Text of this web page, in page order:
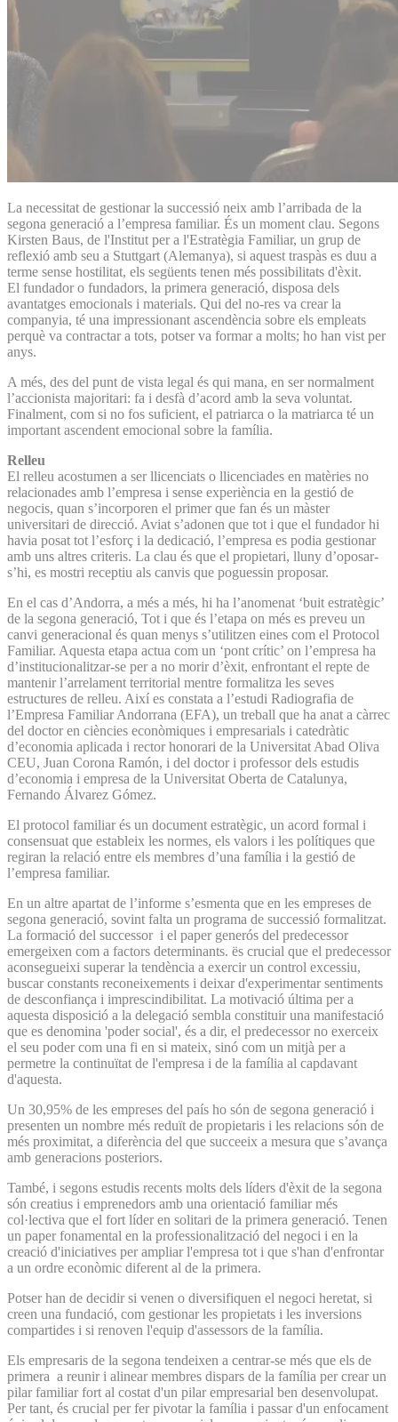
La necessitat de gestionar la successió neix amb l’arribada de la
segona generació a l’empresa familiar. És un moment clau. Segons
Kirsten Baus, de l'Institut per a l'Estratègia Familiar, un grup de
reflexió amb seu a Stuttgart (Alemanya), si aquest traspàs es duu a
terme sense hostilitat, els següents tenen més possibilitats d'èxit.
El fundador o fundadors, la primera generació, disposa dels
avantatges emocionals i materials. Qui del no-res va crear la
companyia, té una impressionant ascendència sobre els empleats
perquè va contractar a tots, potser va formar a molts; ho han vist per
anys.
A més, des del punt de vista legal és qui mana, en ser normalment
l’accionista majoritari: fa i desfà d’acord amb la seva voluntat.
Finalment, com si no fos suficient, el patriarca o la matriarca té un
important ascendent emocional sobre la família.
Relleu
El relleu acostumen a ser llicenciats o llicenciades en matèries no
relacionades amb l’empresa i sense experiència en la gestió de
negocis, quan s’incorporen el primer que fan és un màster
universitari de direcció. Aviat s’adonen que tot i que el fundador hi
havia posat tot l’esforç i la dedicació, l’empresa es podia gestionar
amb uns altres criteris. La clau és que el propietari, lluny d’oposar-
s’hi, es mostri receptiu als canvis que poguessin proposar.
En el cas d’Andorra, a més a més, hi ha l’anomenat ‘buit estratègic’
de la segona generació, Tot i que és l’etapa on més es preveu un
canvi generacional és quan menys s’utilitzen eines com el Protocol
Familiar. Aquesta etapa actua com un ‘pont crític’ on l’empresa ha
d’institucionalitzar-se per a no morir d’èxit, enfrontant el repte de
mantenir l’arrelament territorial mentre formalitza les seves
estructures de relleu. Així es constata a l’estudi Radiografia de
l’Empresa Familiar Andorrana (EFA), un treball que ha anat a càrrec
del doctor en ciències econòmiques i empresarials i catedràtic
d’economia aplicada i rector honorari de la Universitat Abad Oliva
CEU, Juan Corona Ramón, i del doctor i professor dels estudis
d’economia i empresa de la Universitat Oberta de Catalunya,
Fernando Álvarez Gómez.
El protocol familiar és un document estratègic, un acord formal i
consensuat que estableix les normes, els valors i les polítiques que
regiran la relació entre els membres d’una família i la gestió de
l’empresa familiar.
En un altre apartat de l’informe s’esmenta que en les empreses de
segona generació, sovint falta un programa de successió formalitzat.
La formació del successor i el paper generós del predecessor
emergeixen com a factors determinants. ës crucial que el predecessor
aconsegueixi superar la tendència a exercir un control excessiu,
buscar constants reconeixements i deixar d'experimentar sentiments
de desconfiança i imprescindibilitat. La motivació última per a
aquesta disposició a la delegació sembla constituir una manifestació
que es denomina 'poder social', és a dir, el predecessor no exerceix
el seu poder com una fi en si mateix, sinó com un mitjà per a
permetre la continuïtat de l'empresa i de la família al capdavant
d'aquesta.
Un 30,95% de les empreses del país ho són de segona generació i
presenten un nombre més reduït de propietaris i les relacions són de
més proximitat, a diferència del que succeeix a mesura que s’avança
amb generacions posteriors.
També, i segons estudis recents molts dels líders d'èxit de la segona
són creatius i emprenedors amb una orientació familiar més
col·lectiva que el fort líder en solitari de la primera generació. Tenen
un paper fonamental en la professionalització del negoci i en la
creació d'iniciatives per ampliar l'empresa tot i que s'han d'enfrontar
a un ordre econòmic diferent al de la primera.
Potser han de decidir si venen o diversifiquen el negoci heretat, si
creen una fundació, com gestionar les propietats i les inversions
compartides i si renoven l'equip d'assessors de la família.
Els empresaris de la segona tendeixen a centrar-se més que els de
primera a reunir i alinear membres dispars de la família per crear un
pilar familiar fort al costat d'un pilar empresarial ben desenvolupat.
Per tant, és crucial per fer pivotar la família i passar d'un enfocament